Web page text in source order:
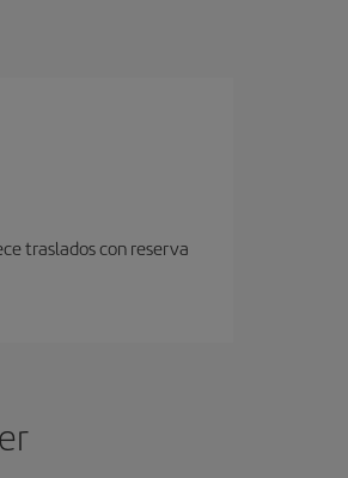
traslados con reserva